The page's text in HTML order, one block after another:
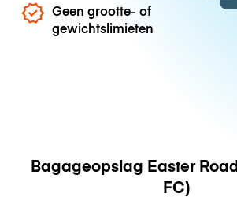
Geen grootte- of
gewichtslimieten
Bagageopslag Easter
FC)